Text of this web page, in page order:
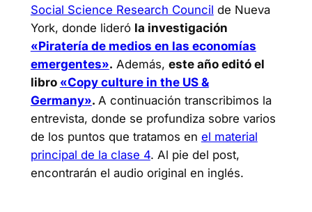
Social Science Research Council de Nueva
York, donde lideró la investigación
«Piratería de medios en las economías
emergentes». Además, este año editó el
libro «Copy culture in the US &
Germany». A continuación transcribimos la
entrevista, donde se profundiza sobre varios
de los puntos que tratamos en el material
principal de la clase 4. Al pie del post,
encontrarán el audio original en inglés.